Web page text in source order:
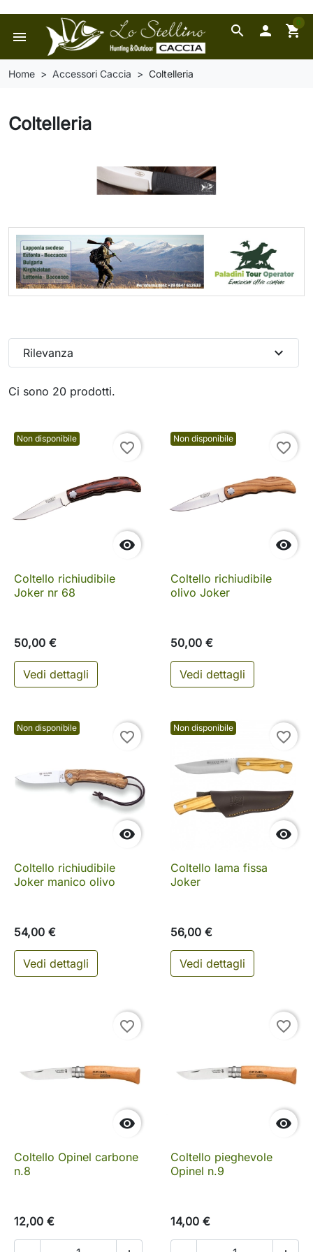
search
menu  shopping_cart
0
Home Accessori Caccia Coltelleria
Coltelleria
Ci sono 20 prodotti.
Rilevanza expand_more
Non disponibile

favorite_border
Coltello richiudibile
Joker nr 68
50,00 €
Vedi dettagli
Non disponibile

favorite_border
Coltello richiudibile
olivo Joker
50,00 €
Vedi dettagli
Non disponibile

favorite_border
Coltello richiudibile
Joker manico olivo
54,00 €
Vedi dettagli
Non disponibile

favorite_border
Coltello lama fissa
Joker
56,00 €
Vedi dettagli

favorite_border
Coltello Opinel carbone
n.8
12,00 €

favorite_border
Coltello pieghevole
Opinel n.9
14,00 €